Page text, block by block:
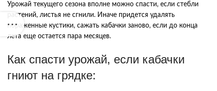
Урожай текущего сезона вполне можно спасти, если стебли
растений, листья не сгнили. Иначе придется удалять
пораженные кустики, сажать кабачки заново, если до конца
лета еще остается пара месяцев.
Как спасти урожай, если кабачки
гниют на грядке: